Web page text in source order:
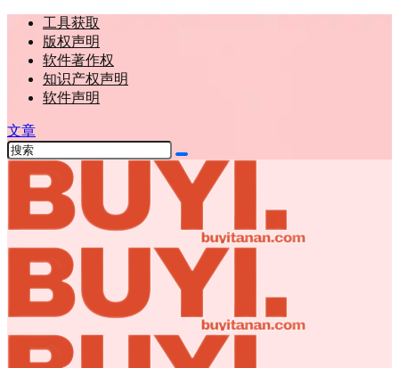
工具获取
版权声明
软件著作权
知识产权声明
软件声明
文章